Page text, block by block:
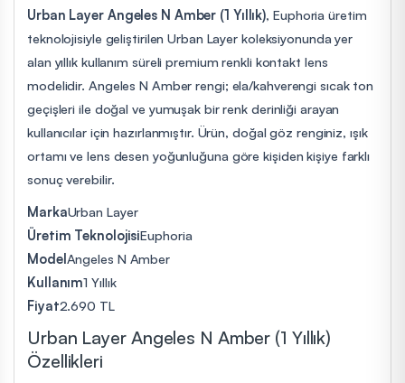
Urban Layer Angeles N Amber (1 Yıllık), Euphoria üretim
teknolojisiyle geliştirilen Urban Layer koleksiyonunda yer
alan yıllık kullanım süreli premium renkli kontakt lens
modelidir. Angeles N Amber rengi; ela/kahverengi sıcak ton
geçişleri ile doğal ve yumuşak bir renk derinliği arayan
kullanıcılar için hazırlanmıştır. Ürün, doğal göz renginiz, ışık
ortamı ve lens desen yoğunluğuna göre kişiden kişiye farklı
sonuç verebilir.
MarkaUrban Layer
Üretim TeknolojisiEuphoria
ModelAngeles N Amber
Kullanım1 Yıllık
Fiyat2.690 TL
Urban Layer Angeles N Amber (1 Yıllık)
Özellikleri